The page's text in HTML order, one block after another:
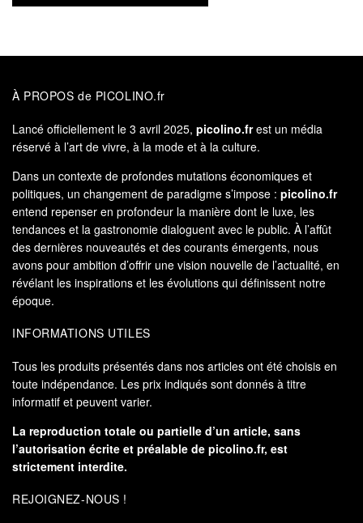
À PROPOS de PICOLINO.fr
Lancé officiellement le 3 avril 2025, picolino.frest un média
réservé à l’art de vivre, à la mode et à la culture.
Dans un contexte de profondes mutations économiques et
politiques, un changement de paradigme s’impose : picolino.fr
entend repenser en profondeur la manière dont le luxe, les
tendances et la gastronomie dialoguent avec le public. À l’affût
des dernières nouveautés et des courants émergents, nous
avons pour ambition d’offrir une vision nouvelle de l’actualité, en
révélant les inspirations et les évolutions qui définissent notre
époque.
INFORMATIONS UTILES
Tous les produits présentés dans nos articles ont été choisis en
toute indépendance. Les prix indiqués sont donnés à titre
informatif et peuvent varier.
La reproduction totale ou partielle d’un article, sans
l’autorisation écrite et préalable de picolino.fr, est
strictement interdite.
REJOIGNEZ-NOUS !